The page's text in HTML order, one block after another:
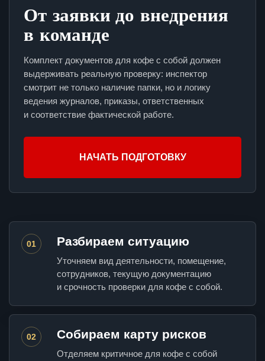
От заявки до внедрения
в команде
Комплект документов для кофе с собой должен
выдерживать реальную проверку: инспектор
смотрит не только наличие папки, но и логику
ведения журналов, приказы, ответственных
и соответствие фактической работе.
НАЧАТЬ ПОДГОТОВКУ
01 Разбираем ситуацию
Уточняем вид деятельности, помещение,
сотрудников, текущую документацию
и срочность проверки для кофе с собой.
02 Собираем карту рисков
Отделяем критичное для кофе с собой